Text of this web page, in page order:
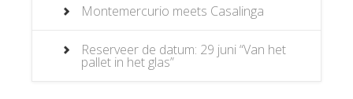
Montemercurio meets Casalinga
Reserveer de datum: 29 juni “Van het
pallet in het glas”